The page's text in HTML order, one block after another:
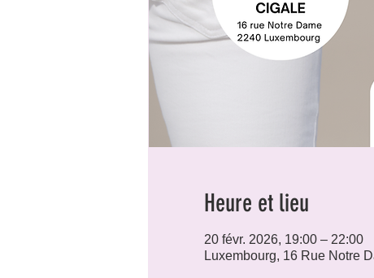
Heure et lieu
20 févr. 2026, 19:00 – 22:00
Luxembourg, 16 Rue Notre